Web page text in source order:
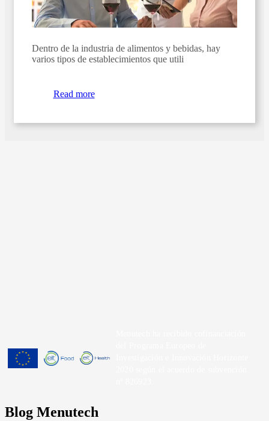
Dentro de la industria de alimentos y bebidas, hay
varios tipos de establecimientos que utili
Read more
Blog Menutech